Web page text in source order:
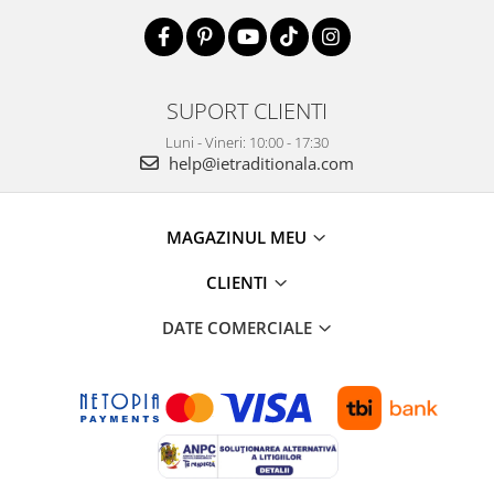
SUPORT CLIENTI
Luni - Vineri: 10:00 - 17:30
help@ietraditionala.com
MAGAZINUL MEU
CLIENTI
DATE COMERCIALE